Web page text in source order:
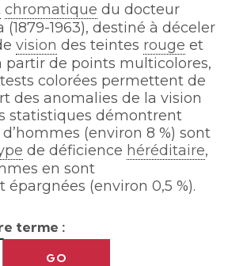
chromatique du docteur
1963), destiné à déceler
vision des teintes rouge et
partir de points multicolores,
colorées permettent de
des anomalies de la vision
statistiques démontrent
(environ 8 %) sont
de déficience héréditaire,
en sont
(environ 0,5 %).
terme :
GO